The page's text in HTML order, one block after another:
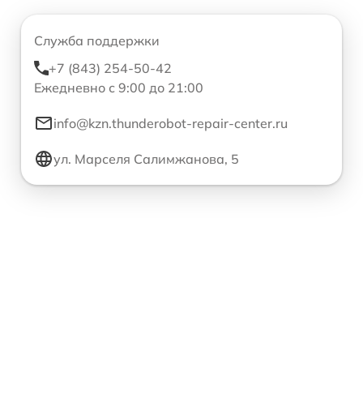
Служба поддержки
+7 (843) 254-50-42
Ежедневно с 9:00 до 21:00
info@kzn.thunderobot-repair-center.ru
ул. Марселя Салимжанова, 5